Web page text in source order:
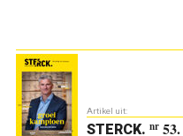
Artikel uit:
STERCK. nr53.